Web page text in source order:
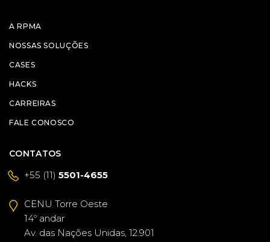
A RPMA
NOSSAS SOLUÇÕES
CASES
HACKS
CARREIRAS
FALE CONOSCO
CONTATOS
+55 (11) 5501-4655
CENU Torre Oeste
14º andar
Av. das Nações Unidas, 12.901